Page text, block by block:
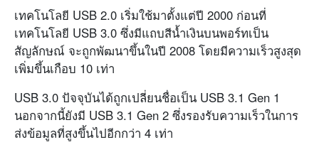
เทคโนโลยี USB 2.0 เริ่มใช้มาตั้งแต่ปี 2000 ก่อนที่
เทคโนโลยี USB 3.0 ซึ่งมีแถบสีน้ำเงินบนพอร์ทเป็น
สัญลักษณ์ จะถูกพัฒนาขึ้นในปี 2008 โดยมีความเร็วสูงสุด
เพิ่มขึ้นเกือบ 10 เท่า
USB 3.0 ปัจจุบันได้ถูกเปลี่ยนชื่อเป็น USB 3.1 Gen 1
นอกจากนี้ยังมี USB 3.1 Gen 2 ซึ่งรองรับความเร็วในการ
ส่งข้อมูลที่สูงขึ้นไปอีกกว่า 4 เท่า